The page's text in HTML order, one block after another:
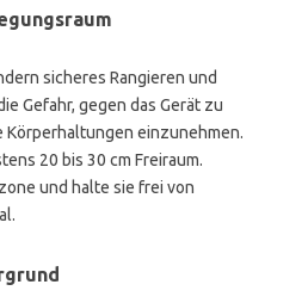
sicheres Rangieren und
Gefahr, gegen das Gerät zu
einzunehmen.
20 bis 30 cm Freiraum.
und halte sie frei von